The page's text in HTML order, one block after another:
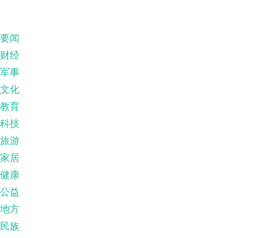
要闻
财经
军事
文化
教育
科技
旅游
家居
健康
公益
地方
民族